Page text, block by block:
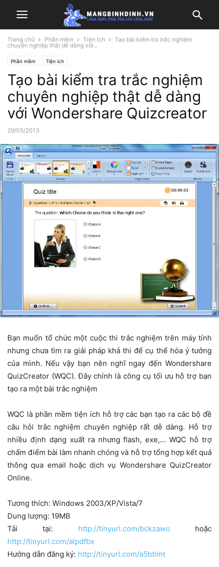
Trang chủ Phần mềm Tiện ích
Tạo bài kiểm tra trắc nghiệm
chuyên nghiệp thật dễ dàng với...
Phần mềm Tiện ích
Tạo bài kiểm tra trắc nghiệm
chuyên nghiệp thật dễ dàng
với Wondershare Quizcreator
29/05/2013
Bạn muốn tổ chức một cuộc thi trắc nghiệm trên máy tính
nhưng chưa tìm ra giải pháp khả thi để cụ thể hóa ý tưởng
của mình. Nếu vậy bạn nên nghĩ ngay đến Wondershare
QuizCreator (WQC). Đây chính là công cụ tối ưu hỗ trợ bạn
tạo ra một bài trắc nghiệm
WQC là phần mềm tiện ích hỗ trợ các bạn tạo ra các bộ đề
câu hỏi trắc nghiệm chuyên nghiệp rất dễ dàng. Hỗ trợ
nhiều định dạng xuất ra nhưng flash, exe,… WQC hỗ trợ
chấm điểm bài làm nhanh chóng và hỗ trợ tổng hợp kết quả
thông qua email hoặc dịch vụ Wondershare QuizCreator
Online.
Tương thích: Windows 2003/XP/Vista/7
Dung lượng: 19MB
Tải tại: http://tinyurl.com/bckzawo hoặc
http://tinyurl.com/alpdfbx
Hướng dẫn đăng ký: http://tinyurl.com/a5btlmt